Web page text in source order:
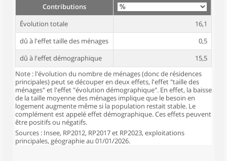
Contributions
Évolution totale
16,1
dû à l'effet taille des ménages
0,5
dû à l'effet démographique
15,5
Note : l'évolution du nombre de ménages (donc de résidences
principales) peut se découper en deux effets, l'effet "taille des
ménages" et l'effet "évolution démographique". En effet, la baisse
de la taille moyenne des ménages implique que le besoin en
logement augmente même si la population restait stable. Le
complément est appelé effet démographique. Ces effets peuvent
être positifs ou négatifs.
Sources : Insee, RP2012, RP2017 et RP2023, exploitations
principales, géographie au 01/01/2026.